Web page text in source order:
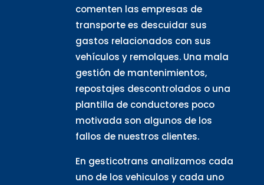
comenten las empresas de
transporte es descuidar sus
gastos relacionados con sus
vehículos y remolques. Una mala
gestión de mantenimientos,
repostajes descontrolados o una
plantilla de conductores poco
motivada son algunos de los
fallos de nuestros clientes.
En gesticotrans analizamos cada
uno de los vehiculos y cada uno